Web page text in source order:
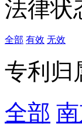
法律状
全部 有效 无效
专利归
全部